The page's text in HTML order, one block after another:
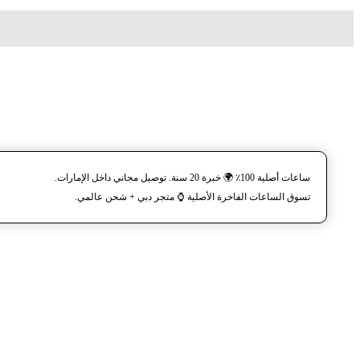
ساعات أصلية 100٪ 🌍 خبرة 20 سنة. توصيل مجاني داخل الإمارات.
تسوق الساعات الفاخرة الأصلية ⌚️ متجر دبي + شحن عالمي.